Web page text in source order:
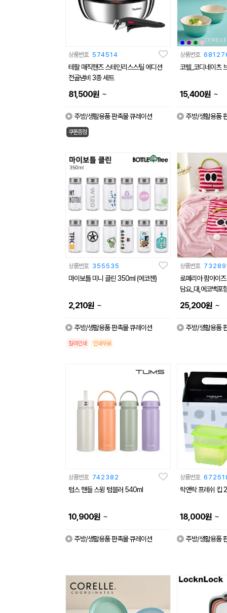
상품번호 574514
테팔 매직핸즈 스테인리스스틸 에디션
전골냄비 3종 세트
81,500원 ~
주방/생활용품 판촉물 큐레이션
쿠폰증정
상품번호
코렐_코디네이츠
15,400원 ~
주방/생활용품
상품번호 355535
마이보틀 미니 클린 350ml (에코젠)
2,210원 ~
주방/생활용품 판촉물 큐레이션
칼라인쇄 인쇄무료
상품번호
로페리아 팜아이
담요_대,에코백포
25,200원 ~
주방/생활용품
상품번호 742382
텀스 핸들 스윙 텀블러 540ml
10,900원 ~
주방/생활용품 판촉물 큐레이션
상품번호
락앤락 프레쉬 킵
18,000원 ~
주방/생활용품